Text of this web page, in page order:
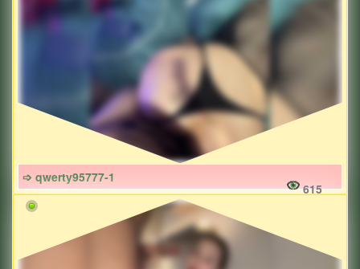
➩ qwerty95777-1
615